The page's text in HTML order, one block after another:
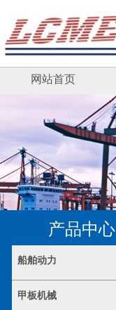
网站首页
产品中心
船舶动力
甲板机械